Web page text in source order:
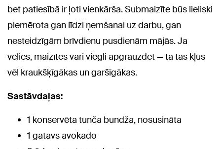
bet patiesībā ir ļoti vienkārša. Submaizīte būs lieliski
piemērota gan līdzi ņemšanai uz darbu, gan
nesteidzīgām brīvdienu pusdienām mājās. Ja
vēlies, maizītes vari viegli apgrauzdēt — tā tās kļūs
vēl kraukšķīgākas un garšīgākas.
Sastāvdaļas:
1 konservēta tunča bundža, nosusināta
1 gatavs avokado